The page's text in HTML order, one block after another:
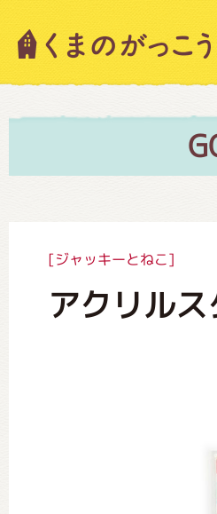
[ジャッキーとねこ]
アクリル
キャラクター
絵本・作家紹
グッズイン